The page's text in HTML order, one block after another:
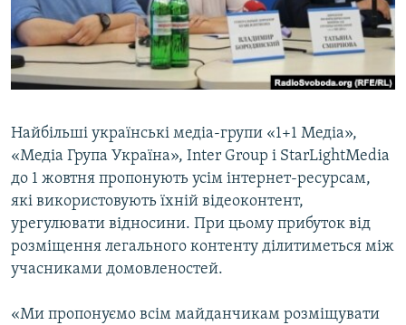
ВІДЕОУРОКИ «ELIFBE»
СВІДЧЕННЯ ОКУПАЦІЇ
УКРАЇНСЬКА ПРОБЛЕМА КРИМУ
Русский
Qırımtatar
Усі сайти RFE/RL
Найбільші українські медіа-групи «1+1 Медіа»,
«Медіа Група Україна», Inter Group і StarLightMedia
до 1 жовтня пропонують усім інтернет-ресурсам,
які використовують їхній відеоконтент,
урегулювати відносини. При цьому прибуток від
розміщення легального контенту ділитиметься між
учасниками домовленостей.
«Ми пропонуємо всім майданчикам розміщувати